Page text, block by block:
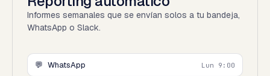
Informes semanales que se envían solos a tu bandeja,
WhatsApp o Slack.
💬 WhatsApp Lun 9:00